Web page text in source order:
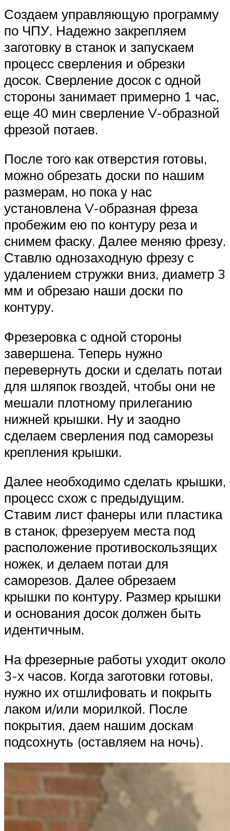
Создаем управляющую программу
по ЧПУ. Надежно закрепляем
заготовку в станок и запускаем
процесс сверления и обрезки
досок. Сверление досок с одной
стороны занимает примерно 1 час,
еще 40 мин сверление V-образной
фрезой потаев.
После того как отверстия готовы,
можно обрезать доски по нашим
размерам, но пока у нас
установлена V-образная фреза
пробежим ею по контуру реза и
снимем фаску. Далее меняю фрезу.
Ставлю однозаходную фрезу с
удалением стружки вниз, диаметр 3
мм и обрезаю наши доски по
контуру.
Фрезеровка с одной стороны
завершена. Теперь нужно
перевернуть доски и сделать потаи
для шляпок гвоздей, чтобы они не
мешали плотному прилеганию
нижней крышки. Ну и заодно
сделаем сверления под саморезы
крепления крышки.
Далее необходимо сделать крышки,
процесс схож с предыдущим.
Ставим лист фанеры или пластика
в станок, фрезеруем места под
расположение противоскользящих
ножек, и делаем потаи для
саморезов. Далее обрезаем
крышки по контуру. Размер крышки
и основания досок должен быть
идентичным.
На фрезерные работы уходит около
3-х часов. Когда заготовки готовы,
нужно их отшлифовать и покрыть
лаком и/или морилкой. После
покрытия, даем нашим доскам
подсохнуть (оставляем на ночь).